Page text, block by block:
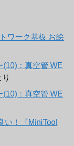
ワーク基板 お絵
(10)：真空管 WE
り
(10)：真空管 WE
い！『MiniTool